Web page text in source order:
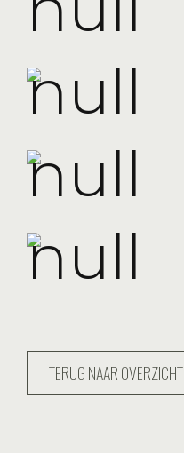
TERUG NAAR OVERZICHT